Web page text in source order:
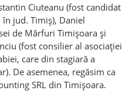
Ciuteanu (fost candidat
jud. Timiș), Daniel
de Mărfuri Timișoara și
(fost consilier al asociației
care din stagiară a
De asemenea, regăsim ca
SRL din Timișoara.